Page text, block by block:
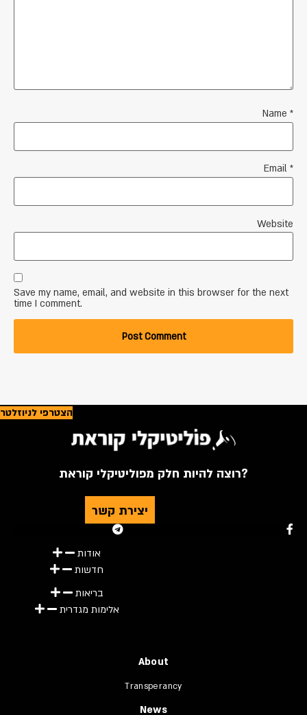
Name *
Email *
Website
Save my name, email, and website in this browser for the next
time I comment.
הצטרפי לניוזלטר
רוצה להיות חלק מפוליטיקלי קוראת?
יצירת קשר
אודות
חדשות
בריאות
אלימות מגדרית
About
Transperancy
News